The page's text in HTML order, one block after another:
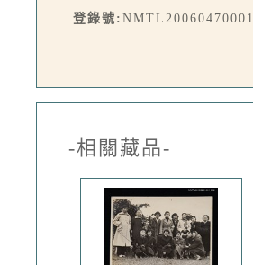
登錄號: NMTL20060470001
-相關藏品-